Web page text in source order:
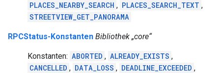
PLACES_NEARBY_SEARCH , PLACES_SEARCH_TEXT ,
STREETVIEW_GET_PANORAMA
RPCStatus-Konstanten Bibliothek „core“
Konstanten: ABORTED , ALREADY_EXISTS ,
CANCELLED , DATA_LOSS , DEADLINE_EXCEEDED ,